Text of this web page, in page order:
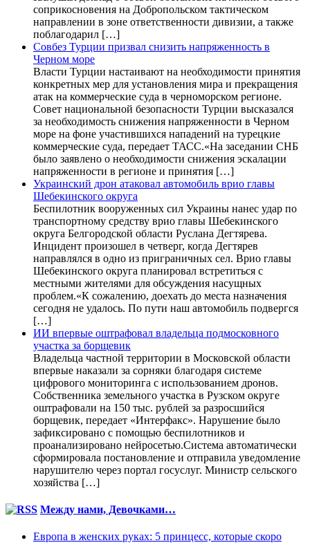
соприкосновения на Добропольском тактическом
направлении в зоне ответственности дивизии, а также
поблагодарил […]
Совбез Турции призвал снизить напряженность в
Черном море
Власти Турции настаивают на необходимости принятия
конкретных мер для установления мира и прекращения
атак на коммерческие суда в черноморском регионе.
Совет национальной безопасности Турции высказался
за необходимость снижения напряженности в Черном
море на фоне участившихся нападений на турецкие
коммерческие суда, передает ТАСС.«На заседании СНБ
было заявлено о необходимости снижения эскалации
напряженности в регионе и принятия […]
Украинский дрон атаковал автомобиль врио главы
Шебекинского округа
Беспилотник вооруженных сил Украины нанес удар по
транспортному средству врио главы Шебекинского
округа Белгородской области Руслана Дегтярева.
Инцидент произошел в четверг, когда Дегтярев
направлялся в одно из приграничных сел. Врио главы
Шебекинского округа планировал встретиться с
местными жителями для обсуждения насущных
проблем.«К сожалению, доехать до места назначения
сегодня не удалось. По пути наш автомобиль подвергся
[…]
ИИ впервые оштрафовал владельца подмосковного
участка за борщевик
Владельца частной территории в Московской области
впервые наказали за сорняки благодаря системе
цифрового мониторинга с использованием дронов.
Собственника земельного участка в Рузском округе
оштрафовали на 150 тыс. рублей за разросшийся
борщевик, передает «Интерфакс». Нарушение было
зафиксировано с помощью беспилотников и
проанализировано нейросетью.Система автоматически
сформировала постановление и отправила уведомление
нарушителю через портал госуслуг. Министр сельского
хозяйства […]
Между нами, Девочками…
Европа в женских руках: 5 принцесс, которые скоро